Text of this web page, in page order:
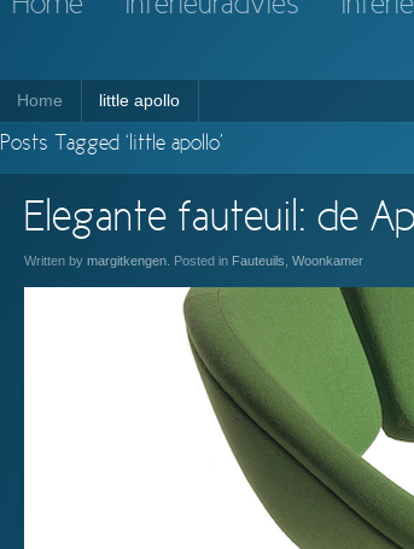
Home little apollo
Posts Tagged ‘little apollo’
Elegante fauteuil: de
Written by margitkengen . Posted in Fauteuils Woonkamer